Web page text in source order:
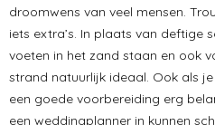
droomwens van veel mensen.
iets extra’s. In plaats van deftige
voeten in het zand staan en ook
strand natuurlijk ideaal. Ook als
een goede voorbereiding erg
een weddingplanner in kunnen